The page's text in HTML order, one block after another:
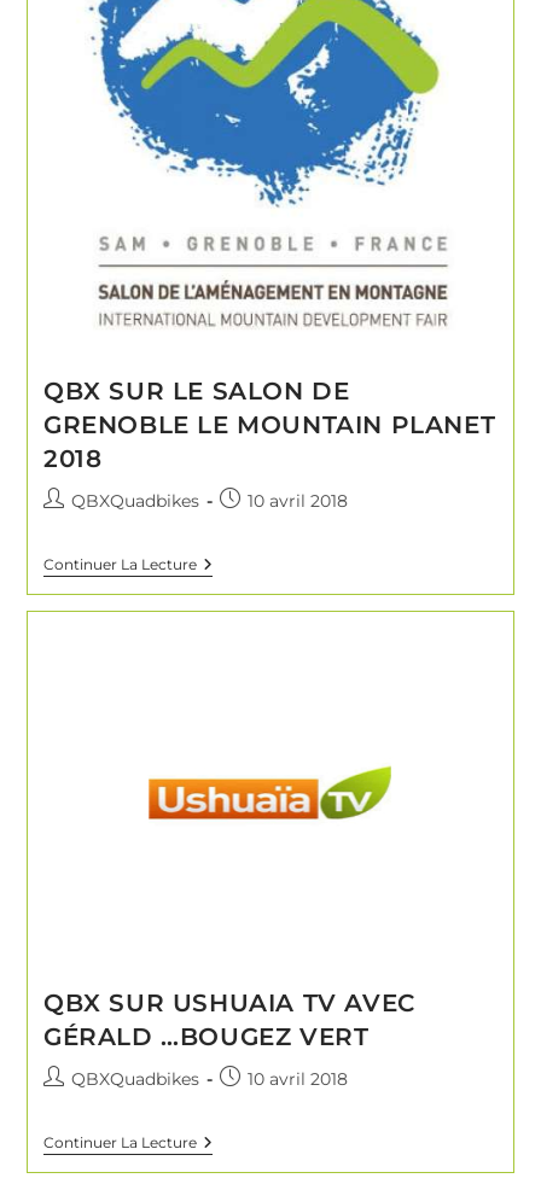
QBX SUR LE SALON DE
GRENOBLE LE MOUNTAIN PLANET
2018
QBXQuadbikes 10 avril 2018
Continuer La Lecture
QBX SUR USHUAIA TV AVEC
GÉRALD …BOUGEZ VERT
QBXQuadbikes 10 avril 2018
Continuer La Lecture